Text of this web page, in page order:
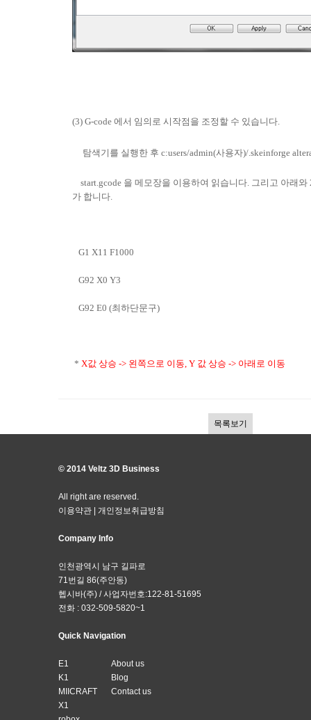
(3) G-code 에서 임의로 시작점을 조정할 수 있습니다.
탐색기를 실행한 후 c:users/admin(사용자)/.skeinforge
start.gcode 을 메모장을 이용하여 읽습니다. 그리고 아래와
가 합니다.
G1 X11 F1000
G92 X0 Y3
G92 E0 (최하단문구)
* X값 상승 -> 왼쪽으로 이동, Y 값 상승 -> 아래로 이동
목록보기
© 2014 Veltz 3D Business
All right are reserved.
이용약관 | 개인정보취급방침
Company Info
인천광역시 남구 길파로
71번길 86(주안동)
헵시바(주) / 사업자번호:122-81-51695
전화 : 032-509-5820~1
Quick Navigation
E1
K1
MIICRAFT
X1
About us
Blog
Contact us